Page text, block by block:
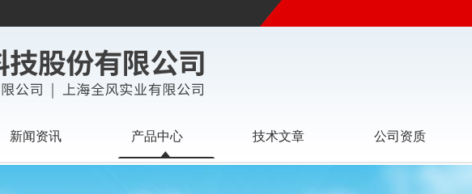
新闻资讯 产品中心 技术文章 公司资质